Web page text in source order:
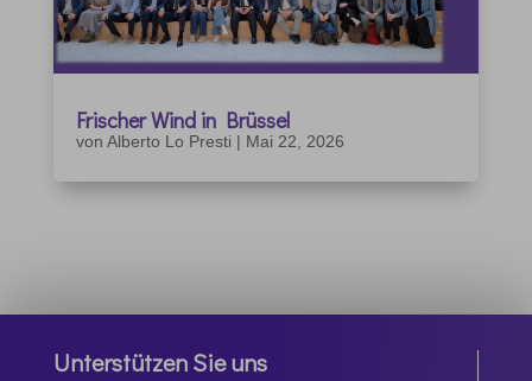
Frischer Wind in Brüssel
von Alberto Lo Presti | Mai 22, 2026
Unterstützen Sie uns